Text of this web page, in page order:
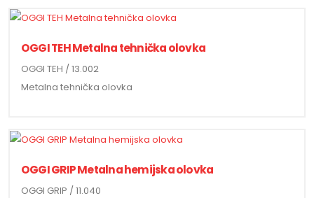
OGGI TEH Metalna tehnička olovka
OGGI TEH / 13.002
Metalna tehnička olovka
OGGI GRIP Metalna hemijska olovka
OGGI GRIP / 11.040